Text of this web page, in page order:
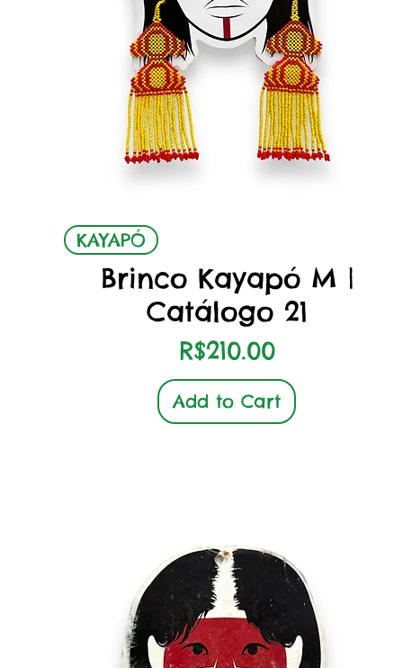
KAYAPÓ
Brinco Kayapó M |
Catálogo 21
Price
R$210.00
Add to Cart